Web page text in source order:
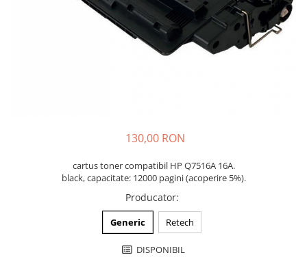
130,00 RON
cartus toner compatibil HP Q7516A 16A.
black, capacitate: 12000 pagini (acoperire 5%).
Producator:
Generic Retech
DISPONIBIL